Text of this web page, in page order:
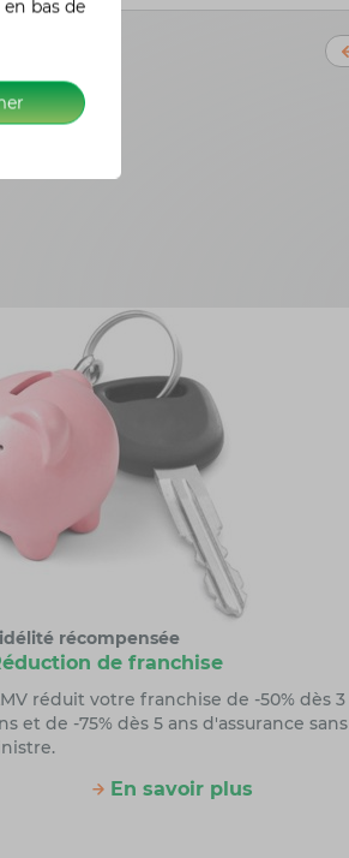
récompensée
de franchise
réduit votre franchise de -50% dès 3
et de -75% dès 5 ans d'assurance sans
En savoir plus
bas de